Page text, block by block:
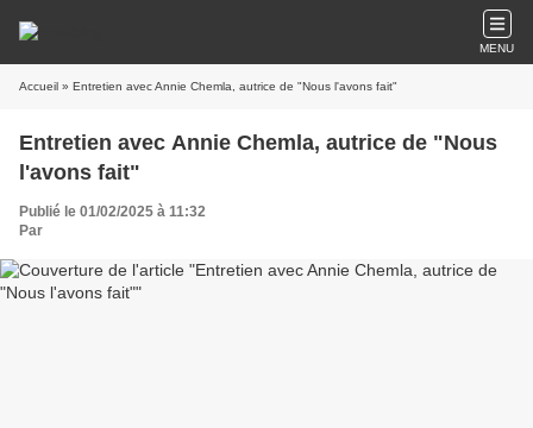
MENU
Accueil » Entretien avec Annie Chemla, autrice de "Nous l'avons fait"
Entretien avec Annie Chemla, autrice de "Nous
l'avons fait"
Publié le 01/02/2025 à 11:32
Par